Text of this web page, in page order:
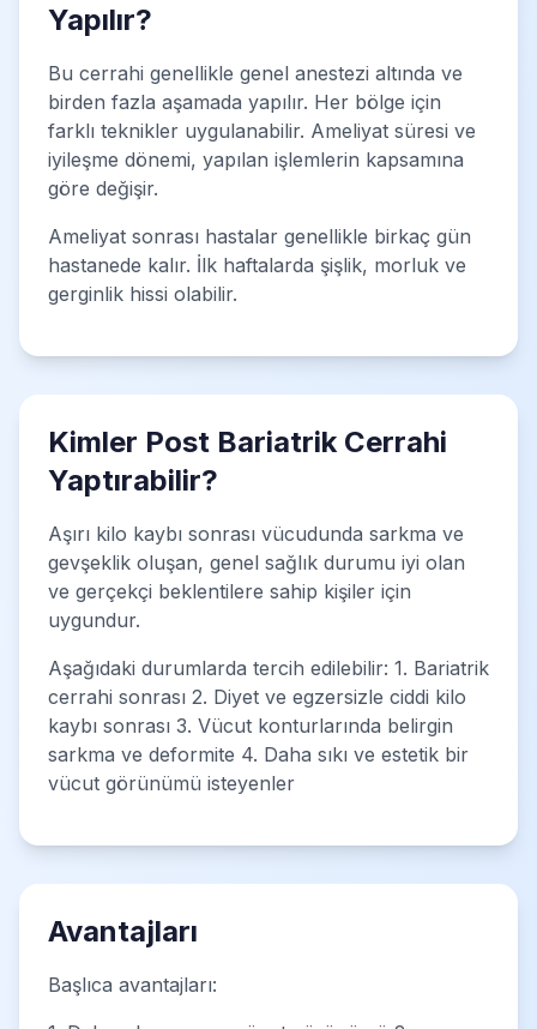
Yapılır?
Bu cerrahi genellikle genel anestezi altında ve
birden fazla aşamada yapılır. Her bölge için
farklı teknikler uygulanabilir. Ameliyat süresi ve
iyileşme dönemi, yapılan işlemlerin kapsamına
göre değişir.
Ameliyat sonrası hastalar genellikle birkaç gün
hastanede kalır. İlk haftalarda şişlik, morluk ve
gerginlik hissi olabilir.
Kimler Post Bariatrik Cerrahi
Yaptırabilir?
Aşırı kilo kaybı sonrası vücudunda sarkma ve
gevşeklik oluşan, genel sağlık durumu iyi olan
ve gerçekçi beklentilere sahip kişiler için
uygundur.
Aşağıdaki durumlarda tercih edilebilir: 1. Bariatrik
cerrahi sonrası 2. Diyet ve egzersizle ciddi kilo
kaybı sonrası 3. Vücut konturlarında belirgin
sarkma ve deformite 4. Daha sıkı ve estetik bir
vücut görünümü isteyenler
Avantajları
Başlıca avantajları: